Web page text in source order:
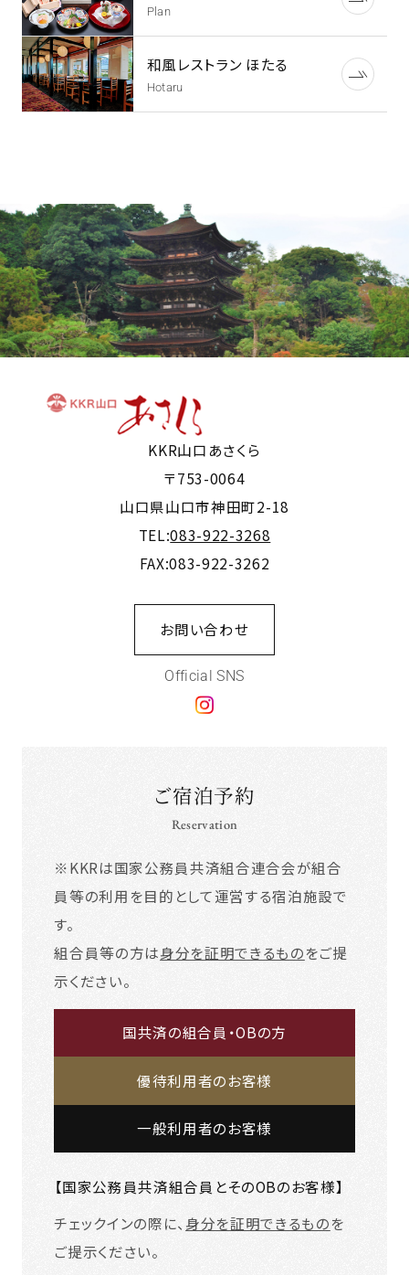
Plan
和風レストラン ほたる
Hotaru
KKR山口あさくら
〒753-0064
山口県山口市神田町2-18
TEL:083-922-3268
FAX:083-922-3262
お問い合わせ
Official SNS
ご宿泊予約
Reservation
※KKRは国家公務員共済組合連合会が組合
員等の利用を目的として運営する宿泊施設で
す。
組合員等の方は身分を証明できるものをご提
示ください。
国共済の組合員・OBの方
優待利用者のお客様
一般利用者のお客様
【国家公務員共済組合員とそのOBのお客様】
チェックインの際に、身分を証明できるものを
ご提示ください。